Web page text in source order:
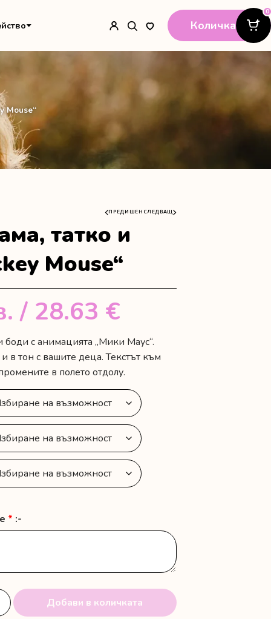
Количка
0
Mouse“
ПРЕДИШЕН СЛЕДВАЩ
татко и
Mouse“
/ 28.63 €
боди с анимацията „Мики Маус“.
в тон с вашите деца. Текстът към
в полето отдолу.
* :-
Добави в количката